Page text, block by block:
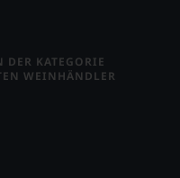
KATEGORIE
WEINHÄNDLER